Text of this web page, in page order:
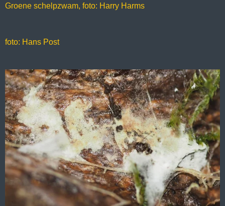
Groene schelpzwam, foto: Harry Harms
foto: Hans Post